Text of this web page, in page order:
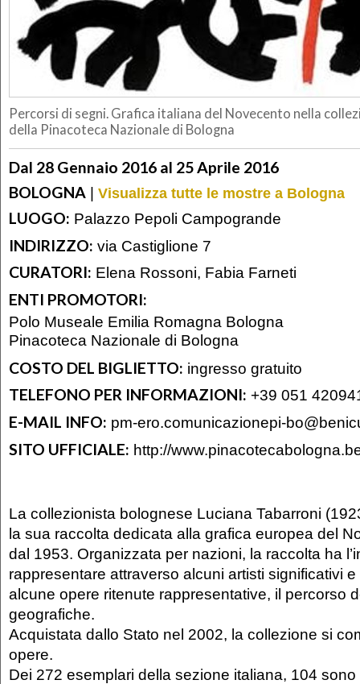
Percorsi di segni. Grafica italiana del Novecento nella
della Pinacoteca Nazionale di Bologna
Dal 28 Gennaio 2016 al 25 Aprile 2016
BOLOGNA | Visualizza tutte le mostre a Bologna
LUOGO: Palazzo Pepoli Campogrande
INDIRIZZO: via Castiglione 7
CURATORI: Elena Rossoni, Fabia Farneti
ENTI PROMOTORI:
Polo Museale Emilia Romagna Bologna
Pinacoteca Nazionale di Bologna
COSTO DEL BIGLIETTO: ingresso gratuito
TELEFONO PER INFORMAZIONI: +39 051
E-MAIL INFO: pm-ero.comunicazionepi-
SITO UFFICIALE: http://
La collezionista bolognese Luciana Tabarroni
la sua raccolta dedicata alla grafica europea del
dal 1953. Organizzata per nazioni, la raccolta ha
rappresentare attraverso alcuni artisti significativi
alcune opere ritenute rappresentative, il percorso
geografiche.
Acquistata dallo Stato nel 2002, la collezione si
opere.
Dei 272 esemplari della sezione italiana, 104